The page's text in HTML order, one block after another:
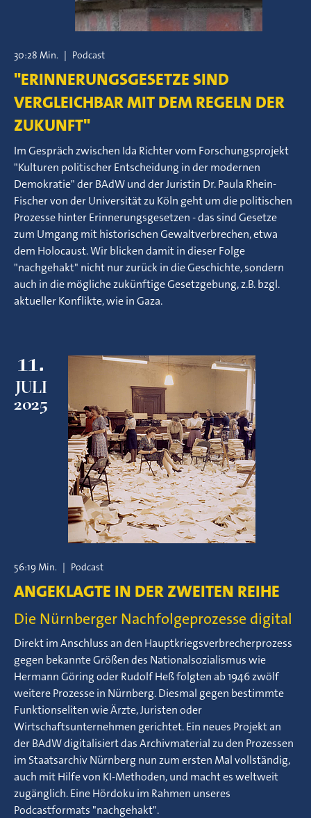
30:28 Min. | Podcast
"ERINNERUNGSGESETZE SIND
VERGLEICHBAR MIT DEM REGELN DER
ZUKUNFT"
Im Gespräch zwischen Ida Richter vom Forschungsprojekt
"Kulturen politischer Entscheidung in der modernen
Demokratie" der BAdW und der Juristin Dr. Paula Rhein-
Fischer von der Universität zu Köln geht um die politischen
Prozesse hinter Erinnerungsgesetzen - das sind Gesetze
zum Umgang mit historischen Gewaltverbrechen, etwa
dem Holocaust. Wir blicken damit in dieser Folge
"nachgehakt" nicht nur zurück in die Geschichte, sondern
auch in die mögliche zukünftige Gesetzgebung, z.B. bzgl.
aktueller Konflikte, wie in Gaza.
11.
JULI
2025
56:19 Min. | Podcast
ANGEKLAGTE IN DER ZWEITEN REIHE
Die Nürnberger Nachfolgeprozesse digital
Direkt im Anschluss an den Hauptkriegsverbrecherprozess
gegen bekannte Größen des Nationalsozialismus wie
Hermann Göring oder Rudolf Heß folgten ab 1946 zwölf
weitere Prozesse in Nürnberg. Diesmal gegen bestimmte
Funktionseliten wie Ärzte, Juristen oder
Wirtschaftsunternehmen gerichtet. Ein neues Projekt an
der BAdW digitalisiert das Archivmaterial zu den Prozessen
im Staatsarchiv Nürnberg nun zum ersten Mal vollständig,
auch mit Hilfe von KI-Methoden, und macht es weltweit
zugänglich. Eine Hördoku im Rahmen unseres
Podcastformats "nachgehakt".